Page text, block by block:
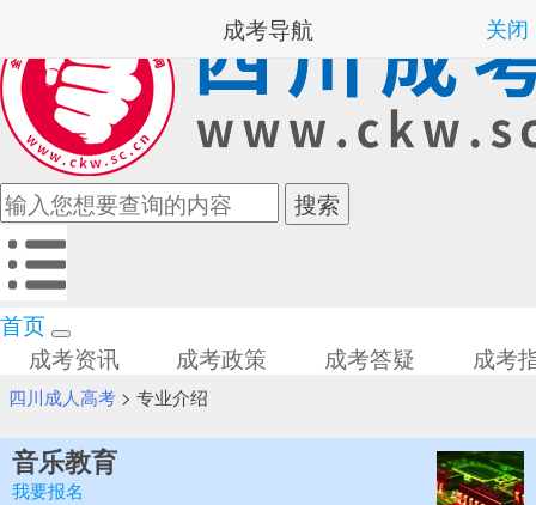
首页
成考资讯
成考政策 成考答疑 成考
四川成人高考> 专业介绍
音乐教育
我要报名
成考导航 关闭